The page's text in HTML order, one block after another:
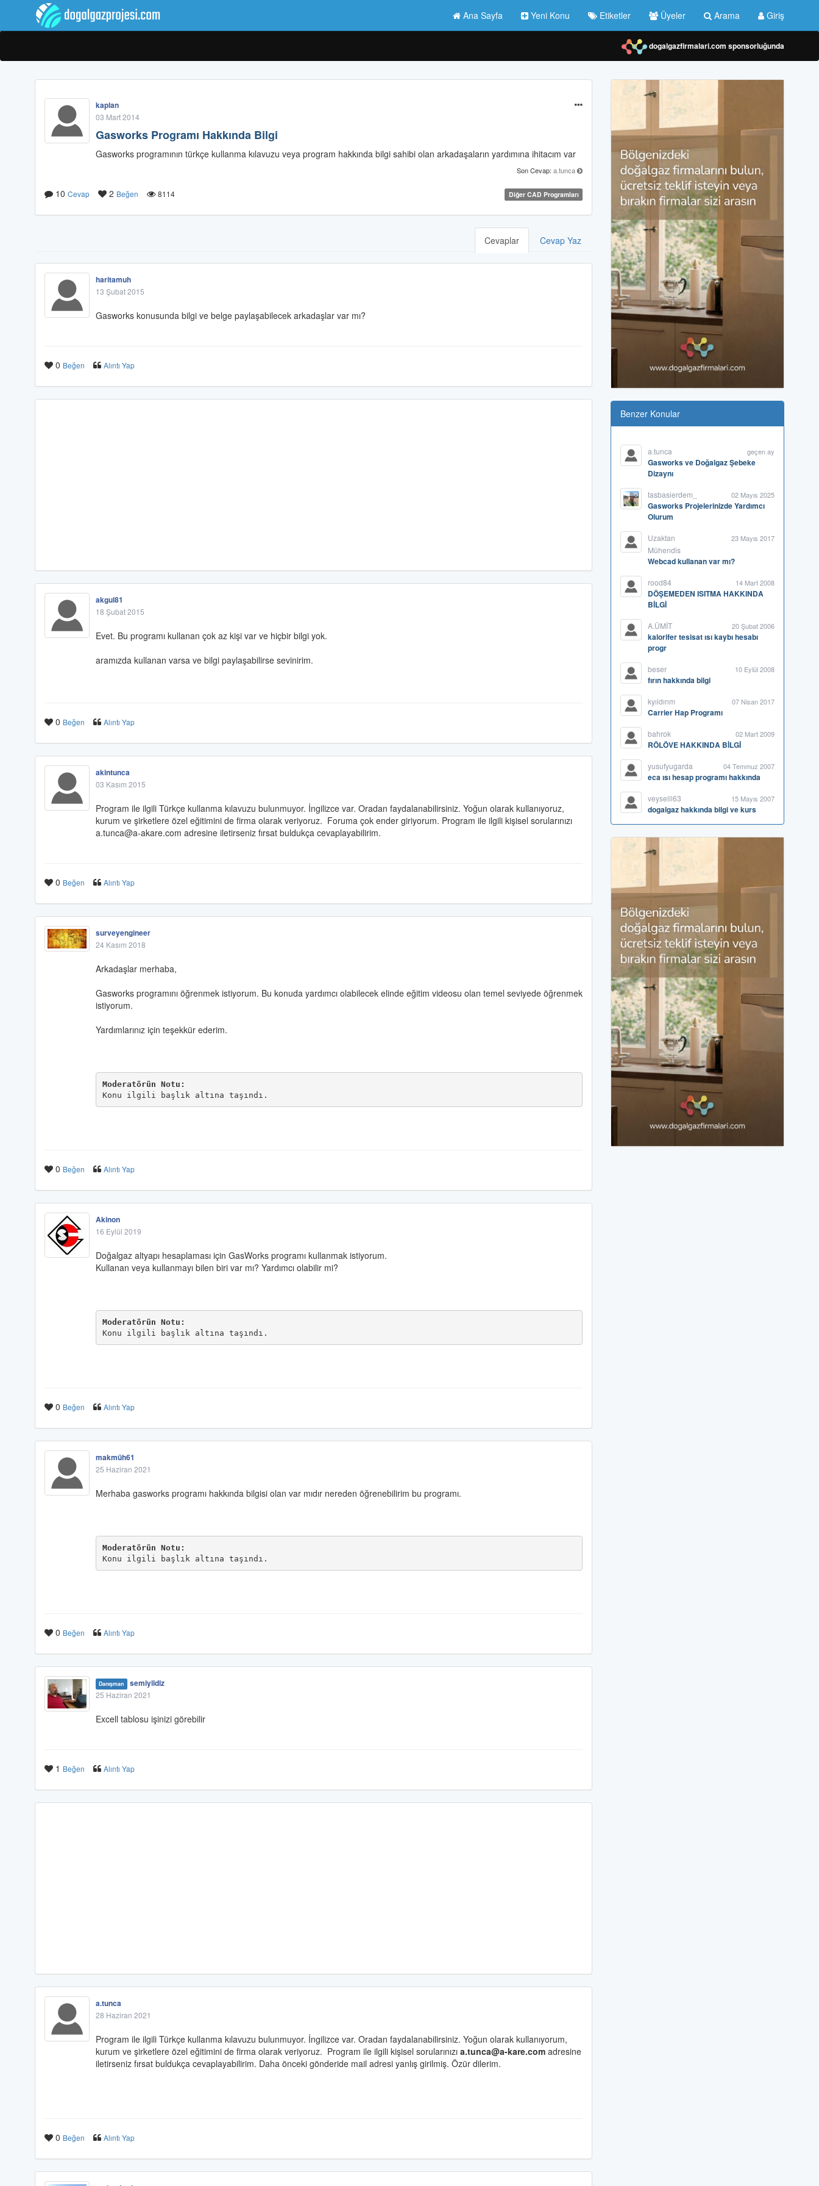
Ana Sayfa Yeni Konu Etiketler Üyeler Arama Giriş
dogalgazfirmalari.com sponsorluğunda
kaplan
03 Mart 2014
Gasworks Programı Hakkında Bilgi
Gasworks programının türkçe kullanma kılavuzu veya program hakkında bilgi sahibi olan arkadaşaların yardımına ihitacım var
Son Cevap: a.tunca
10 Cevap 2 Beğen 8114 Diğer CAD Programları
Cevaplar Cevap Yaz
haritamuh
13 Şubat 2015
Gasworks konusunda bilgi ve belge paylaşabilecek arkadaşlar var mı?
0 Beğen Alıntı Yap
akgul81
18 Şubat 2015
Evet. Bu programı kullanan çok az kişi var ve hiçbir bilgi yok.
aramızda kullanan varsa ve bilgi paylaşabilirse sevinirim.
0 Beğen Alıntı Yap
akintunca
03 Kasım 2015
Program ile ilgili Türkçe kullanma kılavuzu bulunmuyor. İngilizce var. Oradan faydalanabilirsiniz. Yoğun olarak kullanıyoruz,
kurum ve şirketlere özel eğitimini de firma olarak veriyoruz. Foruma çok ender giriyorum. Program ile ilgili kişisel sorularınızı
a.tunca@a-akare.com adresine iletirseniz fırsat buldukça cevaplayabilirim.
0 Beğen Alıntı Yap
surveyengineer
24 Kasım 2018
Arkadaşlar merhaba,
Gasworks programını öğrenmek istiyorum. Bu konuda yardımcı olabilecek elinde eğitim videosu olan temel seviyede öğrenmek
istiyorum.
Yardımlarınız için teşekkür ederim.
Moderatörün Notu:
Konu ilgili başlık altına taşındı.
0 Beğen Alıntı Yap
Akinon
16 Eylül 2019
Doğalgaz altyapı hesaplaması için GasWorks programı kullanmak istiyorum.
Kullanan veya kullanmayı bilen biri var mı? Yardımcı olabilir mi?
Moderatörün Notu:
Konu ilgili başlık altına taşındı.
0 Beğen Alıntı Yap
makmüh61
25 Haziran 2021
Merhaba gasworks programı hakkında bilgisi olan var mıdır nereden öğrenebilirim bu programı.
Moderatörün Notu:
Konu ilgili başlık altına taşındı.
0 Beğen Alıntı Yap
Danışman semiyildiz
25 Haziran 2021
Excell tablosu işinizi görebilir
1 Beğen Alıntı Yap
a.tunca
28 Haziran 2021
Program ile ilgili Türkçe kullanma kılavuzu bulunmuyor. İngilizce var. Oradan faydalanabilirsiniz. Yoğun olarak kullanıyorum,
kurum ve şirketlere özel eğitimini de firma olarak veriyoruz. Program ile ilgili kişisel sorularınızı a.tunca@a-kare.com adresine
iletirseniz fırsat buldukça cevaplayabilirim. Daha önceki gönderide mail adresi yanlış girilmiş. Özür dilerim.
0 Beğen Alıntı Yap
Benzer Konular
a.tunca geçen ay
Gasworks ve Doğalgaz Şebeke
Dizaynı
tasbasierdem_ 02 Mayıs 2025
Gasworks Projelerinizde Yardımcı
Olurum
Uzaktan
Mühendis
23 Mayıs 2017
Webcad kullanan var mı?
rood84 14 Mart 2008
DÖŞEMEDEN ISITMA HAKKINDA
BİLGİ
A.ÜMİT 20 Şubat 2006
kalorifer tesisat ısı kaybı hesabı
progr
beser 10 Eylül 2008
fırın hakkında bilgi
kyıldırım 07 Nisan 2017
Carrier Hap Programı
bahrok 02 Mart 2009
RÖLÖVE HAKKINDA BİLGİ
yusufyugarda 04 Temmuz 2007
eca ısı hesap programı hakkında
veyselll63 15 Mayıs 2007
dogalgaz hakkında bilgi ve kurs